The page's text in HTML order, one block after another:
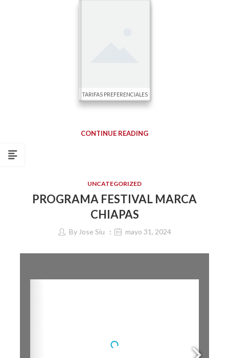
TARIFAS PREFERENCIALES
CONTINUE READING
UNCATEGORIZED
PROGRAMA FESTIVAL MARCA
CHIAPAS
By Jose Siu mayo 31, 2024